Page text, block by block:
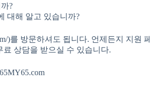
?
대해 알고 있습니까?
)를 방문하셔도 됩니다. 언제든지 지원 페
상담을 받으실 수 있습니다.